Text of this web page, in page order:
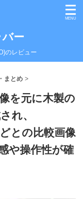
ー
のレビュー
まとめ >
を元に木製の
れ、
との比較画像
や操作性が確